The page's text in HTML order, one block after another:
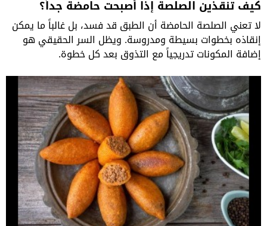
كيف تنقذين الصلصة إذا أصبحت حامضة جداً؟
لا تعني الصلصة الحامضة أن الطبق قد فسد، بل غالباً ما يمكن
إنقاذه بخطوات بسيطة ومدروسة. ويظل السر الحقيقي هو
إضافة المكونات تدريجياً مع التذوق بعد كل خطوة.